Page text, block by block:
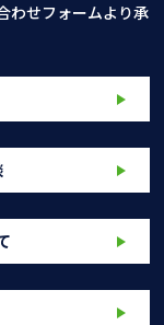
わせフォームより承